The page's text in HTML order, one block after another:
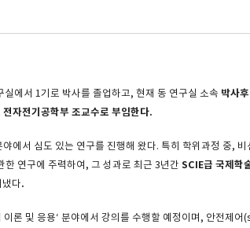
에서 1기로 박사를 졸업하고, 현재 동 연구실 소속 박사
전자전기공학부 조교수로 부임한다.
에서 심도 있는 연구를 진행해 왔다. 특히 학위과정 중,
연구에 주력하여, 그 성과로 최근 3년간 SCIE급 국제학
다.
이론 및 응용‘ 분야에서 강의를 수행할 예정이며, 안전제